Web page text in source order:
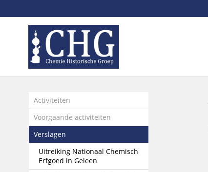
links
Spring
naar
de
inhoud
naar
het
menu
Activiteiten
Voorgaande activiteiten
Verslagen
Uitreiking Nationaal Chemisch
Erfgoed in Geleen